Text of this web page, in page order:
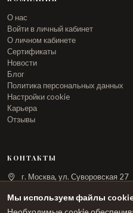
О нас
Войти в личный кабинет
О личном кабинете
Сертификаты
Новости
Блог
Политика персональных данных
Настройки cookie
Карьера
Отзывы
КОНТАКТЫ
г. Москва, ул. Суворовская 27
Мы используем файлы